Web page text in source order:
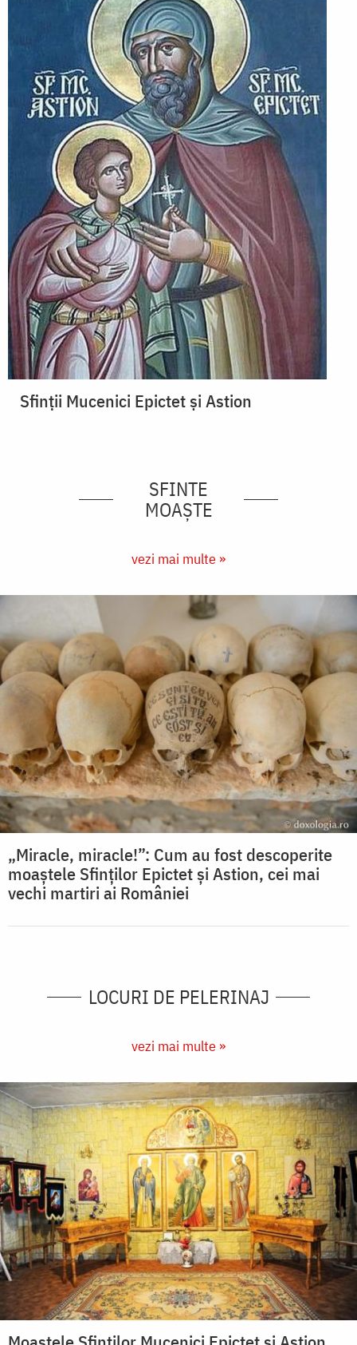
Sfinții Mucenici Epictet și Astion
SFINTE
MOAȘTE
vezi mai multe »
„Miracle, miracle!”: Cum au fost descoperite
moaștele Sfinților Epictet și Astion, cei mai
vechi martiri ai României
LOCURI DE PELERINAJ
vezi mai multe »